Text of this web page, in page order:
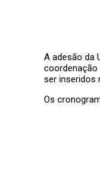
A adesão da
coordenação
ser inseridos
Os